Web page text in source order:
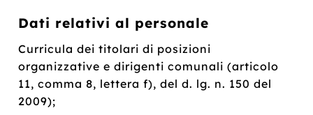
Dati relativi al personale
Curricula dei titolari di posizioni
organizzative e dirigenti comunali (articolo
11, comma 8, lettera f), del d. lg. n. 150 del
2009);